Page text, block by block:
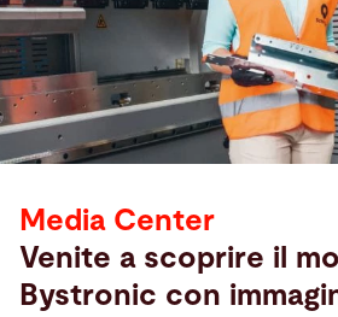
Media Center
Venite a scoprire il
Bystronic con